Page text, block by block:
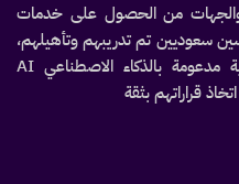
والجهات من الحصول على خدمات
سعوديين تم تدريبهم وتأهيلهم،
والحصول على تقارير فحص احترافية مدعومة بالذكاء الاصطناعي AI
قراراتهم بثقة